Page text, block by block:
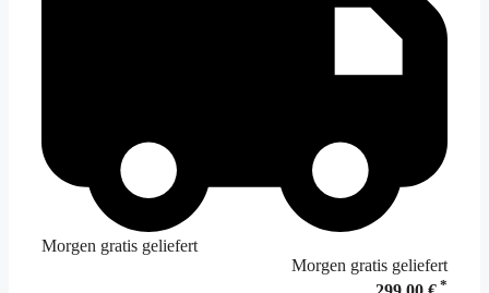
Morgen gratis geliefert
Morgen gratis geliefert
*